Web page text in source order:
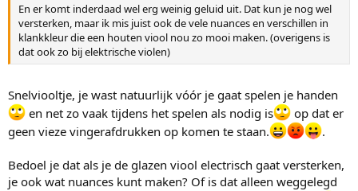
En er komt inderdaad wel erg weinig geluid uit. Dat kun je nog wel
versterken, maar ik mis juist ook de vele nuances en verschillen in
klankkleur die een houten viool nou zo mooi maken. (overigens is
dat ook zo bij elektrische violen)
Snelviooltje, je wast natuurlijk vóór je gaat spelen je handen
en net zo vaak tijdens het spelen als nodig is
op dat er
geen vieze vingerafdrukken op komen te staan.
.
Bedoel je dat als je de glazen viool electrisch gaat versterken,
je ook wat nuances kunt maken? Of is dat alleen weggelegd